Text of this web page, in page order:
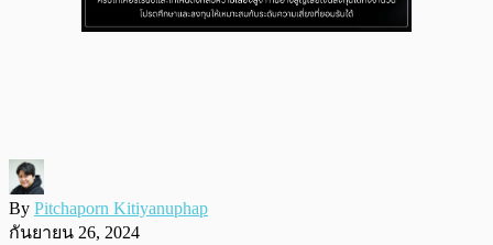
By Pitchaporn Kitiyanuphap
กันยายน 26, 2024